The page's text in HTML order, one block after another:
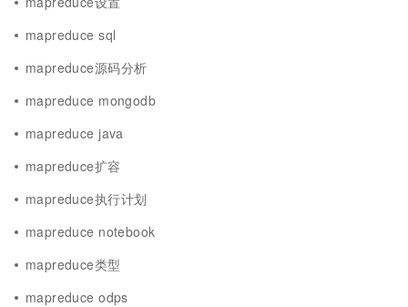
mapreduce sql
mapreduce源码分析
mapreduce mongodb
mapreduce java
mapreduce扩容
mapreduce执行计划
mapreduce notebook
mapreduce类型
mapreduce odps